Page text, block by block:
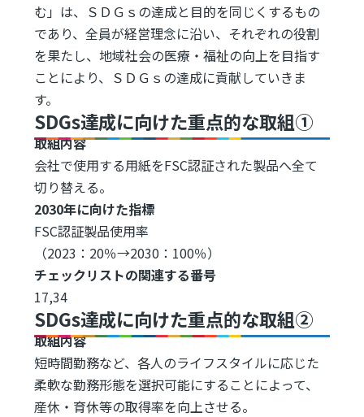
む」は、ＳＤＧｓの達成と目的を同じくするもの
であり、全員が経営理念に沿い、それぞれの役割
を果たし、地域社会の医療・福祉の向上を目指す
ことにより、ＳＤＧｓの達成に貢献していきま
す。
SDGs達成に向けた重点的な取組①
取組内容
会社で使用する用紙をFSC認証された製品へ全て
切り替える。
2030年に向けた指標
FSC認証製品使用率
（2023：20％→2030：100％）
チェックリストの関連する番号
17,34
SDGs達成に向けた重点的な取組②
取組内容
短時間勤務など、各人のライフスタイルに応じた
柔軟な勤務形態を選択可能にすることによって、
産休・育休等の取得率を向上させる。